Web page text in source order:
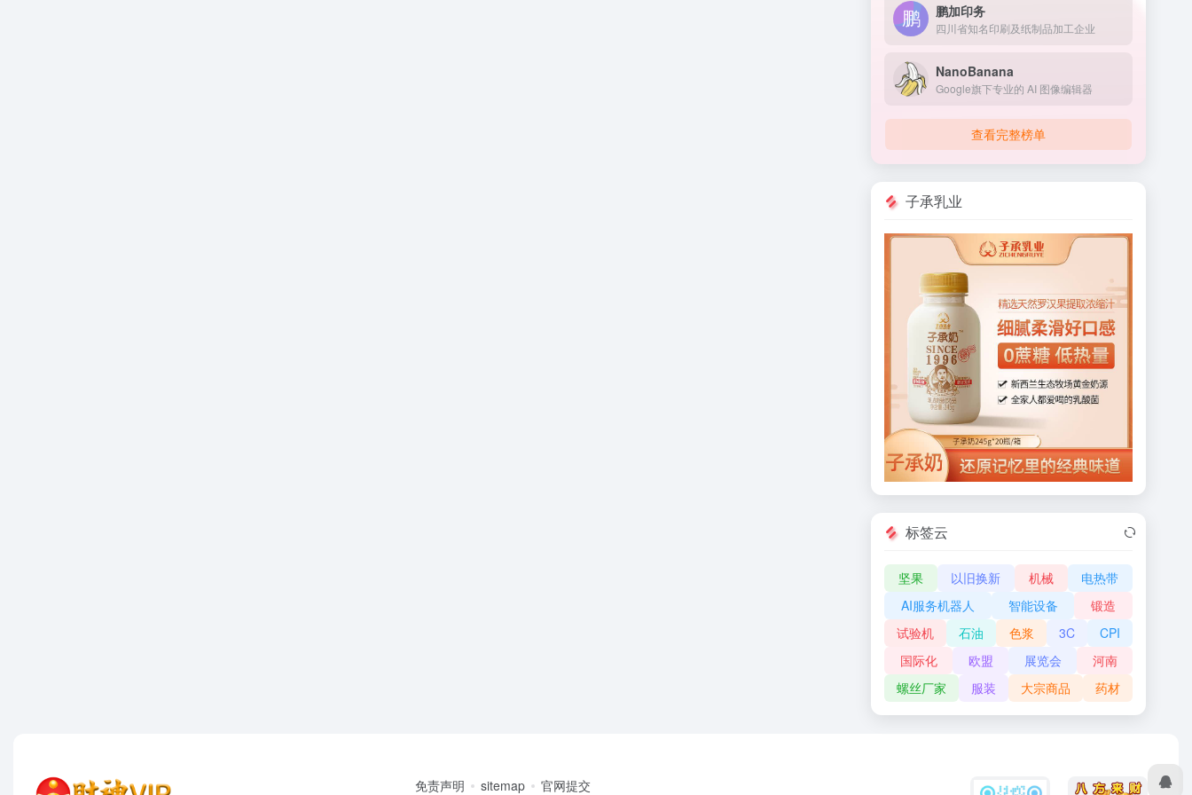
鹏加印务
四川省知名印刷及纸制品加工企业
NanoBanana
Google旗下专业的 AI 图像编辑器
查看完整榜单
子承乳业
标签云
坚果 以旧换新 机械
电热带
AI服务机器人
智能设备
锻造
试验机
石油 色浆 3C
CPI
国际化
欧盟 展览会
河南
螺丝厂家
服装 大宗商品 药材
免责声明 sitemap 官网提交